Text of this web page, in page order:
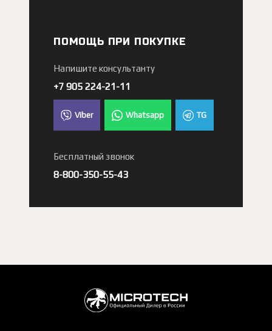
ПОМОЩЬ ПРИ ПОКУПКЕ
Напишите консультанту
+7 905 224-21-11
Viber Whatsapp TG
Бесплатный звонок
8-800-350-55-43